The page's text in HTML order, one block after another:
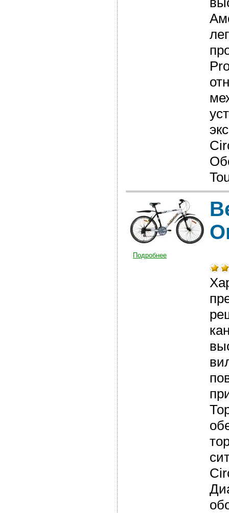
Подробнее